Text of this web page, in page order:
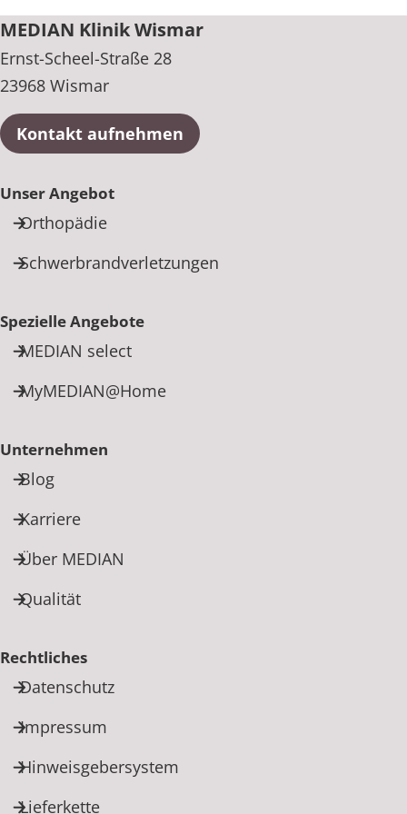
MEDIAN Klinik Wismar
Ernst-Scheel-Straße 28
23968 Wismar
Kontakt aufnehmen
Unser Angebot
Orthopädie
Schwerbrandverletzungen
Spezielle Angebote
MEDIAN select
MyMEDIAN@Home
Unternehmen
Blog
Karriere
Über MEDIAN
Qualität
Rechtliches
Datenschutz
Impressum
Hinweisgebersystem
Lieferkette